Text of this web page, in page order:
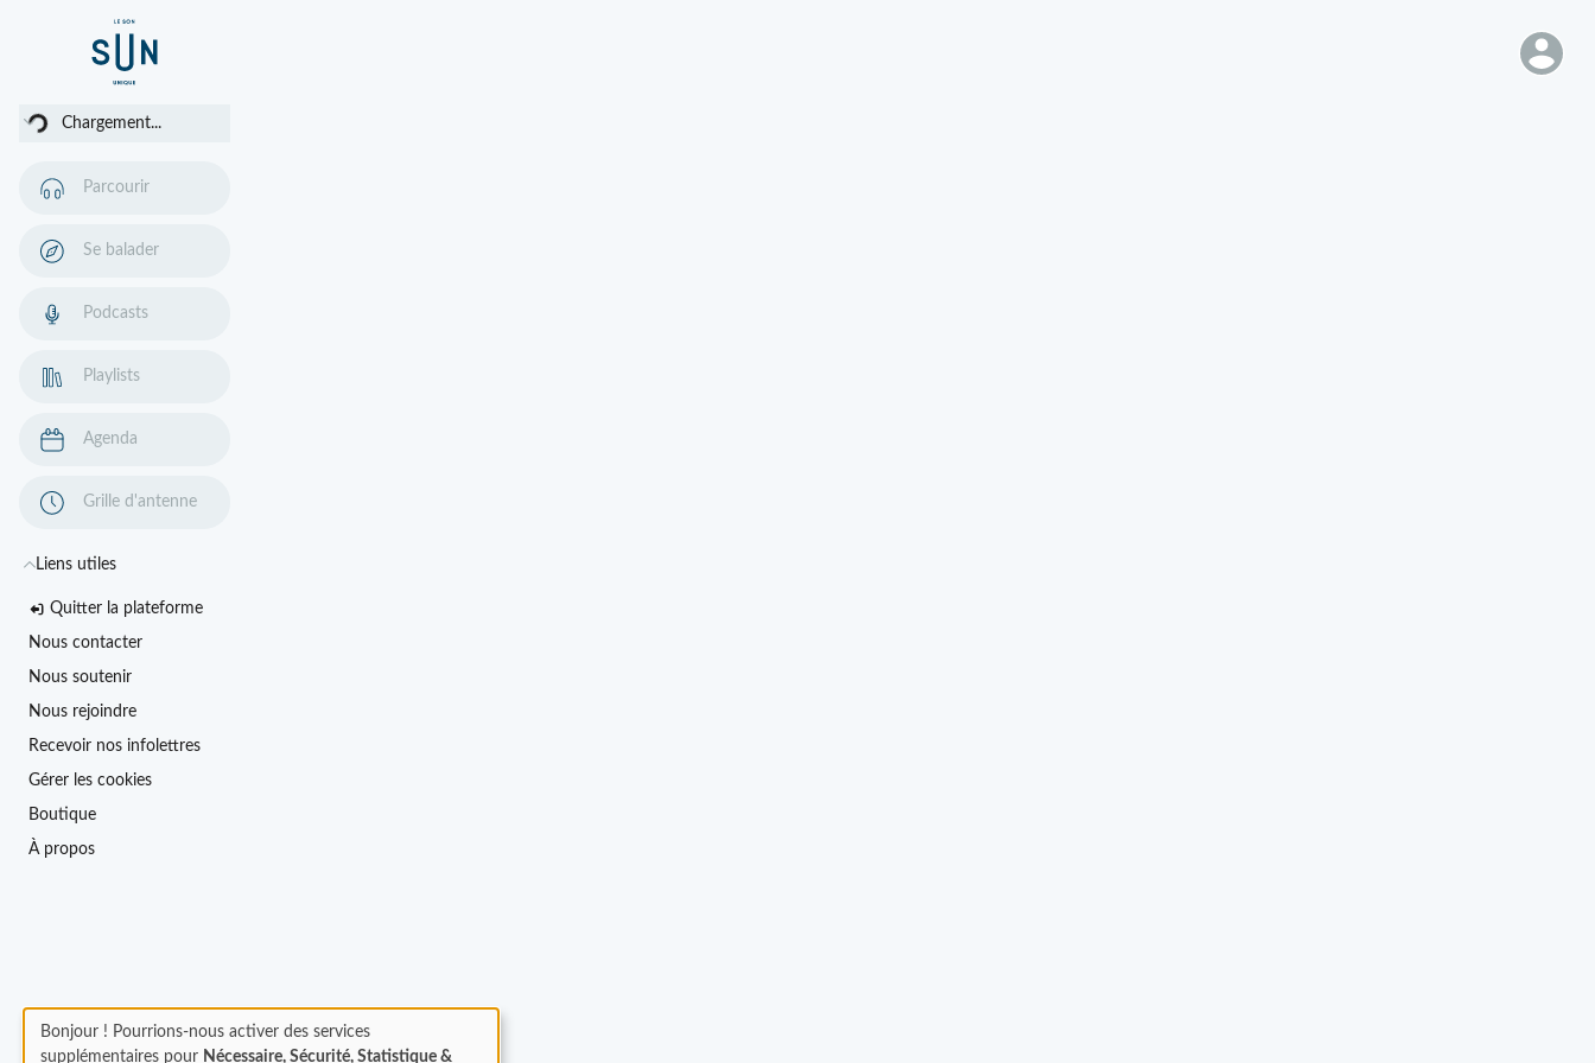
Chargement...
Parcourir
Se balader
Podcasts
Playlists
Agenda
Grille d'antenne
Liens utiles
Quitter la plateforme
Nous contacter
Nous soutenir
Nous rejoindre
Recevoir nos infolettres
Gérer les cookies
Boutique
À propos
Bonjour ! Pourrions-nous activer des services
supplémentaires pour Nécessaire, Sécurité, Statistique &